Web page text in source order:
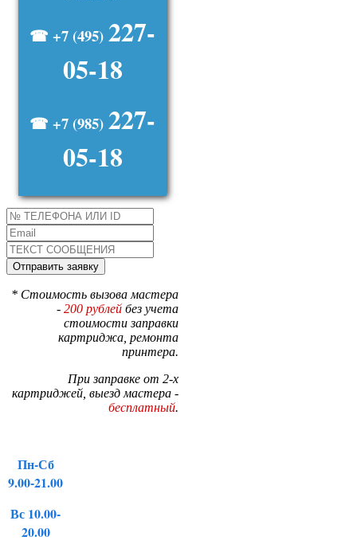
☎ +7 (495) 227-
05-18
☎ +7 (985) 227-
05-18
* Стоимость вызова мастера
- 200 рублей без учета
стоимости заправки
картриджа, ремонта
принтера.
При заправке от 2-х
картриджей, выезд мастера -
бесплатный.
Пн-Сб
9.00-21.00
Вс 10.00-
20.00